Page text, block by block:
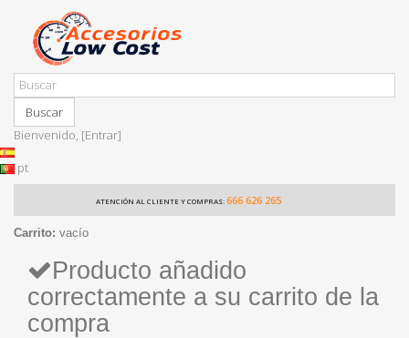
Buscar
Bienvenido, [Entrar]
pt
ATENCIÓN AL CLIENTE Y COMPRAS: 666 626 265
Carrito: vacío
Producto añadido
correctamente a su carrito de la
compra